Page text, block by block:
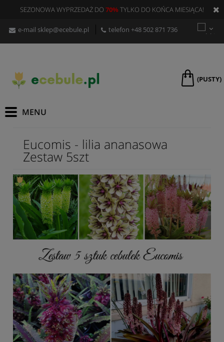
SEZONOWA WYPRZEDAŻ DO 70%TYLKO DO KOŃCA MIESIĄCA!
e-mail sklep@ecebule.pl telefon +48 502 871 736
(PUSTY)
Eucomis - lilia ananasowa
Zestaw 5szt